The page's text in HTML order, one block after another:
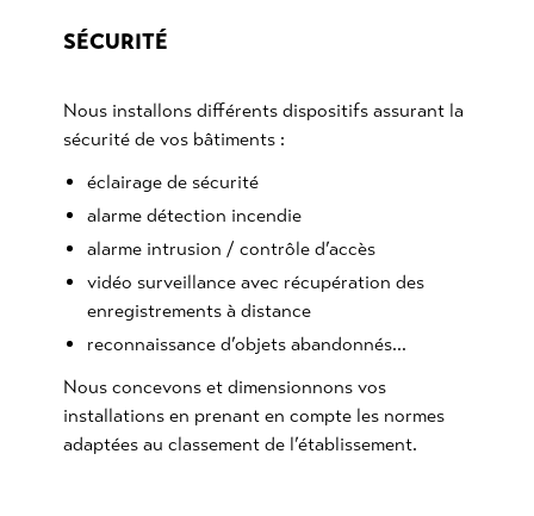
SÉCURITÉ
Nous installons différents dispositifs assurant la
sécurité de vos bâtiments :
éclairage de sécurité
alarme détection incendie
alarme intrusion / contrôle d’accès
vidéo surveillance avec récupération des
enregistrements à distance
reconnaissance d’objets abandonnés…
Nous concevons et dimensionnons vos
installations en prenant en compte les normes
adaptées au classement de l’établissement.